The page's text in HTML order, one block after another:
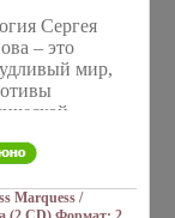
Сергея
– это
мир,
Marquess /